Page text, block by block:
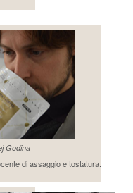
Godina
di assaggio e tostatura.